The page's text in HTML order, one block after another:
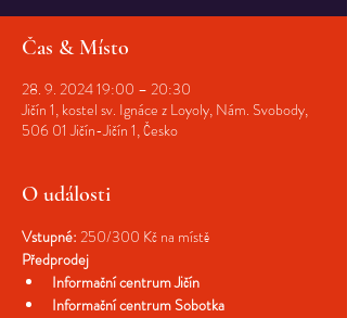
Čas & Místo
28. 9. 2024 19:00 – 20:30
Jičín 1, kostel sv. Ignáce z Loyoly, Nám. Svobody,
506 01 Jičín-Jičín 1, Česko
O události
Vstupné: 250/300 Kč na místě
Předprodej
Informační centrum Jičín
Informační centrum Sobotka